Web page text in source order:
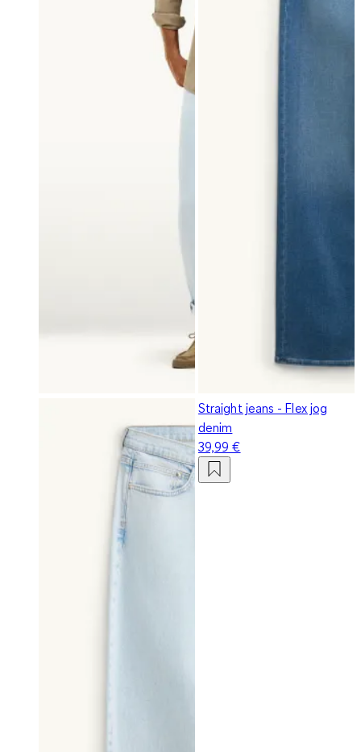
Straight jeans - Flex jog
denim
39,99 €